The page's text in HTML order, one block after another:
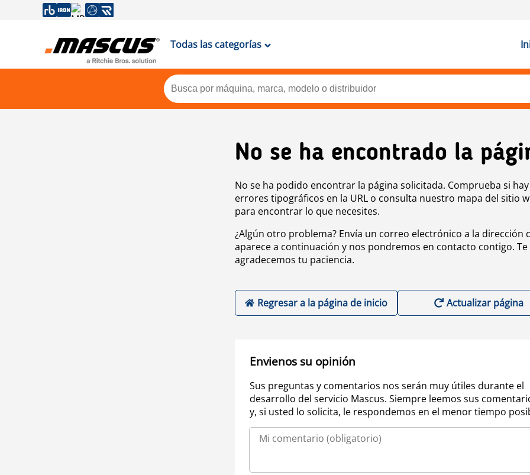
Todas las categorías
No se ha encontrado la
No se ha podido encontrar la página solicitada. Comprueba si hay
errores tipográficos en la URL o consulta nuestro mapa del sitio
para encontrar lo que necesites.
¿Algún otro problema? Envía un correo electrónico a la dirección
aparece a continuación y nos pondremos en contacto contigo. Te
agradecemos tu paciencia.
Regresar a la página de inicio Actualizar página
Envienos su opinión
Sus preguntas y comentarios nos serán muy útiles durante el
desarrollo del servicio Mascus. Siempre leemos sus
y, si usted lo solicita, le respondemos en el menor tiempo